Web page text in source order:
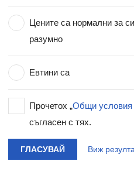
Цените са нормални за
разумно
Евтини са
Прочетох „Общи условия
съгласен с тях.
ГЛАСУВАЙ Виж